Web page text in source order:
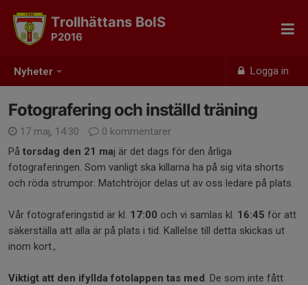
Nyheter Logga in
Trollhättans BoIS
P2016
Fotografering och inställd träning
17 maj, 14:30
0 kommentarer
På torsdag den 21 maj är det dags för den årliga
fotograferingen. Som vanligt ska killarna ha på sig vita shorts
och röda strumpor. Matchtröjor delas ut av oss ledare på plats.
Vår fotograferingstid är kl. 17:00 och vi samlas kl. 16:45 för att
säkerställa att alla är på plats i tid. Kallelse till detta skickas ut
inom kort.,
Viktigt att den ifyllda fotolappen tas med. De som inte fått